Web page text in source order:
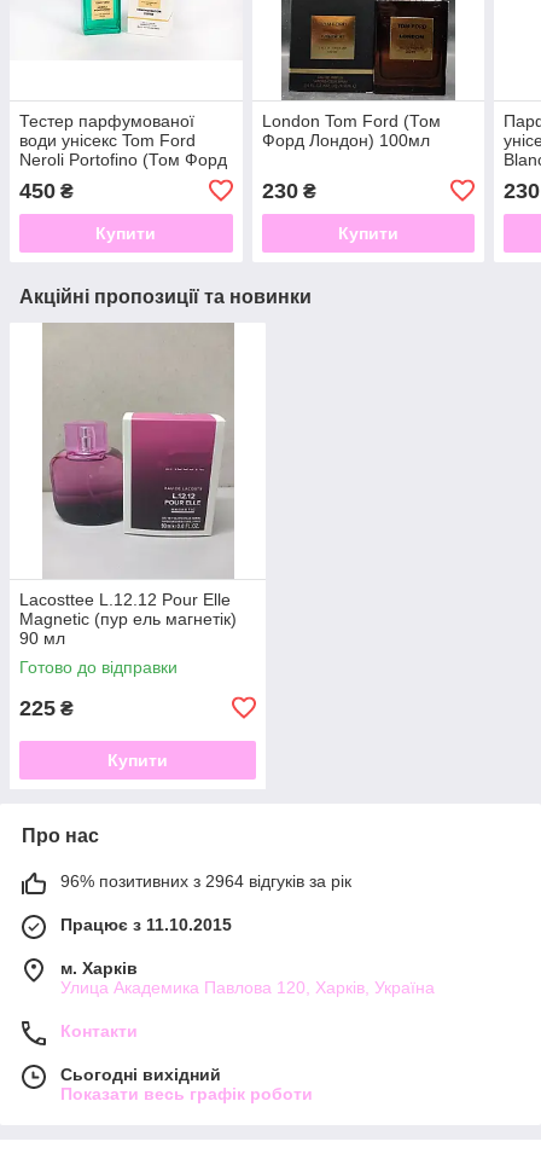
Тестер парфумованої
води унісекс Tom Ford
Neroli Portofino (Том Форд
Неролі Портофіно) 100 мл
450 ₴
Купити
London Tom Ford (Том
Форд Лондон) 100мл
230₴
Купити
230
Акційні пропозиції та новинки
Lacosttee L.12.12 Pour Elle
Magnetic (пур ель магнетік)
90 мл
Готово до відправки
225 ₴
Купити
Про нас
96% позитивних з 2964 відгуків за рік
Працює з 11.10.2015
м. Харків
Улица Академика Павлова 120, Харків, Україна
Контакти
Сьогодні вихідний
Показати весь графік роботи